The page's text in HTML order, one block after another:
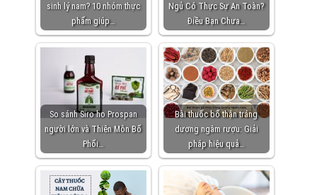
sinh lý nam? 10 nhóm thực
phẩm giúp…
Ngủ Có Thực Sự An Toàn?
Điều Bạn Chưa…
So sánh Siro ho Prospan
người lớn và Thiên Môn Bổ
Phổi…
Bài thuốc bổ thận tráng
dương ngâm rượu: Giải
pháp hiệu quả…